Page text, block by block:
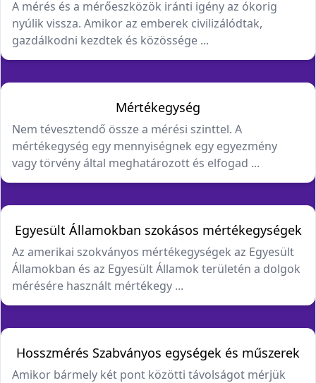
A mérés és a mérőeszközök iránti igény az ókorig
nyúlik vissza. Amikor az emberek civilizálódtak,
gazdálkodni kezdtek és közössége ...
Mértékegység
Nem tévesztendő össze a mérési szinttel. A
mértékegység egy mennyiségnek egy egyezmény
vagy törvény által meghatározott és elfogad ...
Egyesült Államokban szokásos mértékegységek
Az amerikai szokványos mértékegységek az Egyesült
Államokban és az Egyesült Államok területén a dolgok
mérésére használt mértékegy ...
Hosszmérés Szabványos egységek és műszerek
Amikor bármely két pont közötti távolságot mérjük